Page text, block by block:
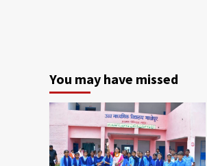
You may have missed